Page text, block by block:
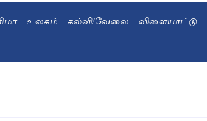
உலகம் கல்வி/வேலை விளையாட்டு